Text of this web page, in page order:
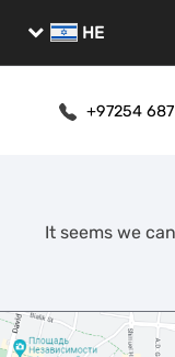
+97254
It seems we